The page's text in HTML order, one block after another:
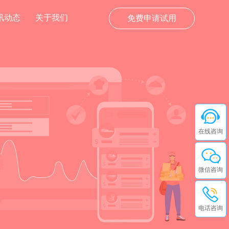
免费申请试用
动态 关于我们
在线咨询
微信咨询
电话咨询